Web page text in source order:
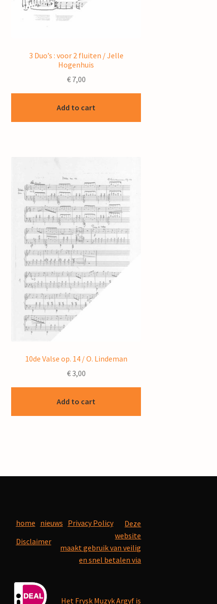
3 Duo’s : voor 2 fluiten / Jelle
Hogenhuis
€7,00
Add to cart
10de Valse op. 14 / O. Lindeman
€3,00
Add to cart
home nieuws Privacy Policy
Disclaimer
Deze
website
maakt gebruik van veilig
en snel betalen via
Het Frysk Muzyk Argyf is